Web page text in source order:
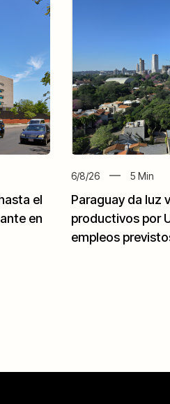
el
en
6/8/26 5 Min
Paraguay da luz
productivos por
empleos